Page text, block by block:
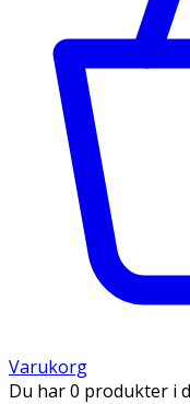
Varukorg
Du har 0 produkter i